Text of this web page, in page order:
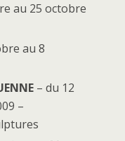
au 25 octobre
au 8
– du 12
–